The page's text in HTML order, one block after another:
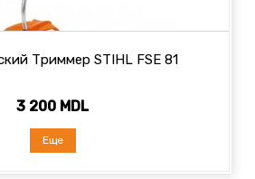
Триммер STIHL FSE 81
3 200 MDL
Еще